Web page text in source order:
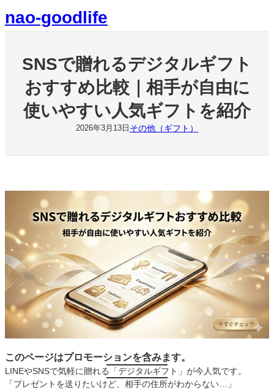
容
を
nao-goodlife
SNSで贈れるデジタルギフト
おすすめ比較｜相手が自由に
使いやすい人気ギフトを紹介
2026年3月13日 その他（ギフト）
このページはプロモーションを含みます。
LINEやSNSで気軽に贈れる「デジタルギフト」が今人気です。
「プレゼントを送りたいけど、相手の住所がわからない…」